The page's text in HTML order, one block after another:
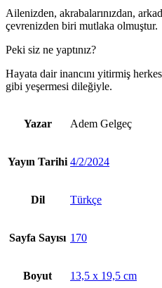
Ailenizden, akrabalarınızdan,
çevrenizden biri mutlaka olmuştur.
Peki siz ne yaptınız?
Hayata dair inancını yitirmiş
gibi yeşermesi dileğiyle.
Yazar Adem Gelgeç
Yayın Tarihi 4/2/2024
Dil Türkçe
Sayfa Sayısı 170
Boyut 13,5 x 19,5 cm